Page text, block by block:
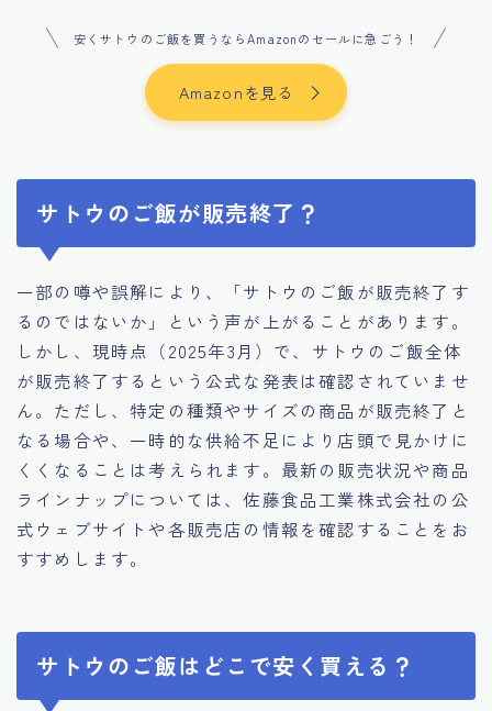
安くサトウのご飯を買うならAmazonのセールに急ごう！
Amazonを見る
サトウのご飯が販売終了？
一部の噂や誤解により、「サトウのご飯が販売終了す
るのではないか」という声が上がることがあります。​
しかし、現時点（2025年3月）で、サトウのご飯全体
が販売終了するという公式な発表は確認されていませ
ん。​ただし、特定の種類やサイズの商品が販売終了と
なる場合や、一時的な供給不足により店頭で見かけに
くくなることは考えられます。​最新の販売状況や商品
ラインナップについては、佐藤食品工業株式会社の公
式ウェブサイトや各販売店の情報を確認することをお
すすめします。​
サトウのご飯はどこで安く買える？